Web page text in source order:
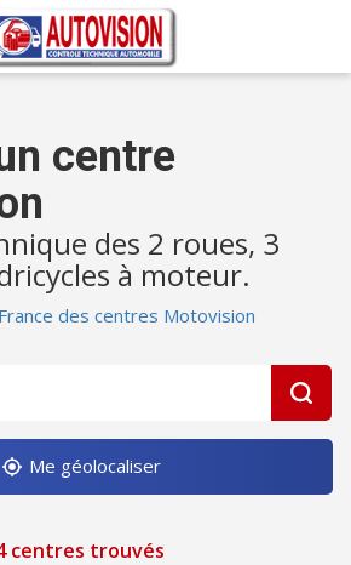
cookies
centre
des 2 roues, 3
à moteur.
des centres Motovision
Me géolocaliser
centres trouvés